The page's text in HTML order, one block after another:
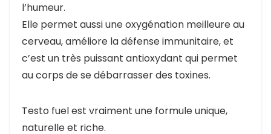
l’humeur.
Elle permet aussi une oxygénation meilleure au
cerveau, améliore la défense immunitaire, et
c’est un très puissant antioxydant qui permet
au corps de se débarrasser des toxines.
Testo fuel est vraiment une formule unique,
naturelle et riche.